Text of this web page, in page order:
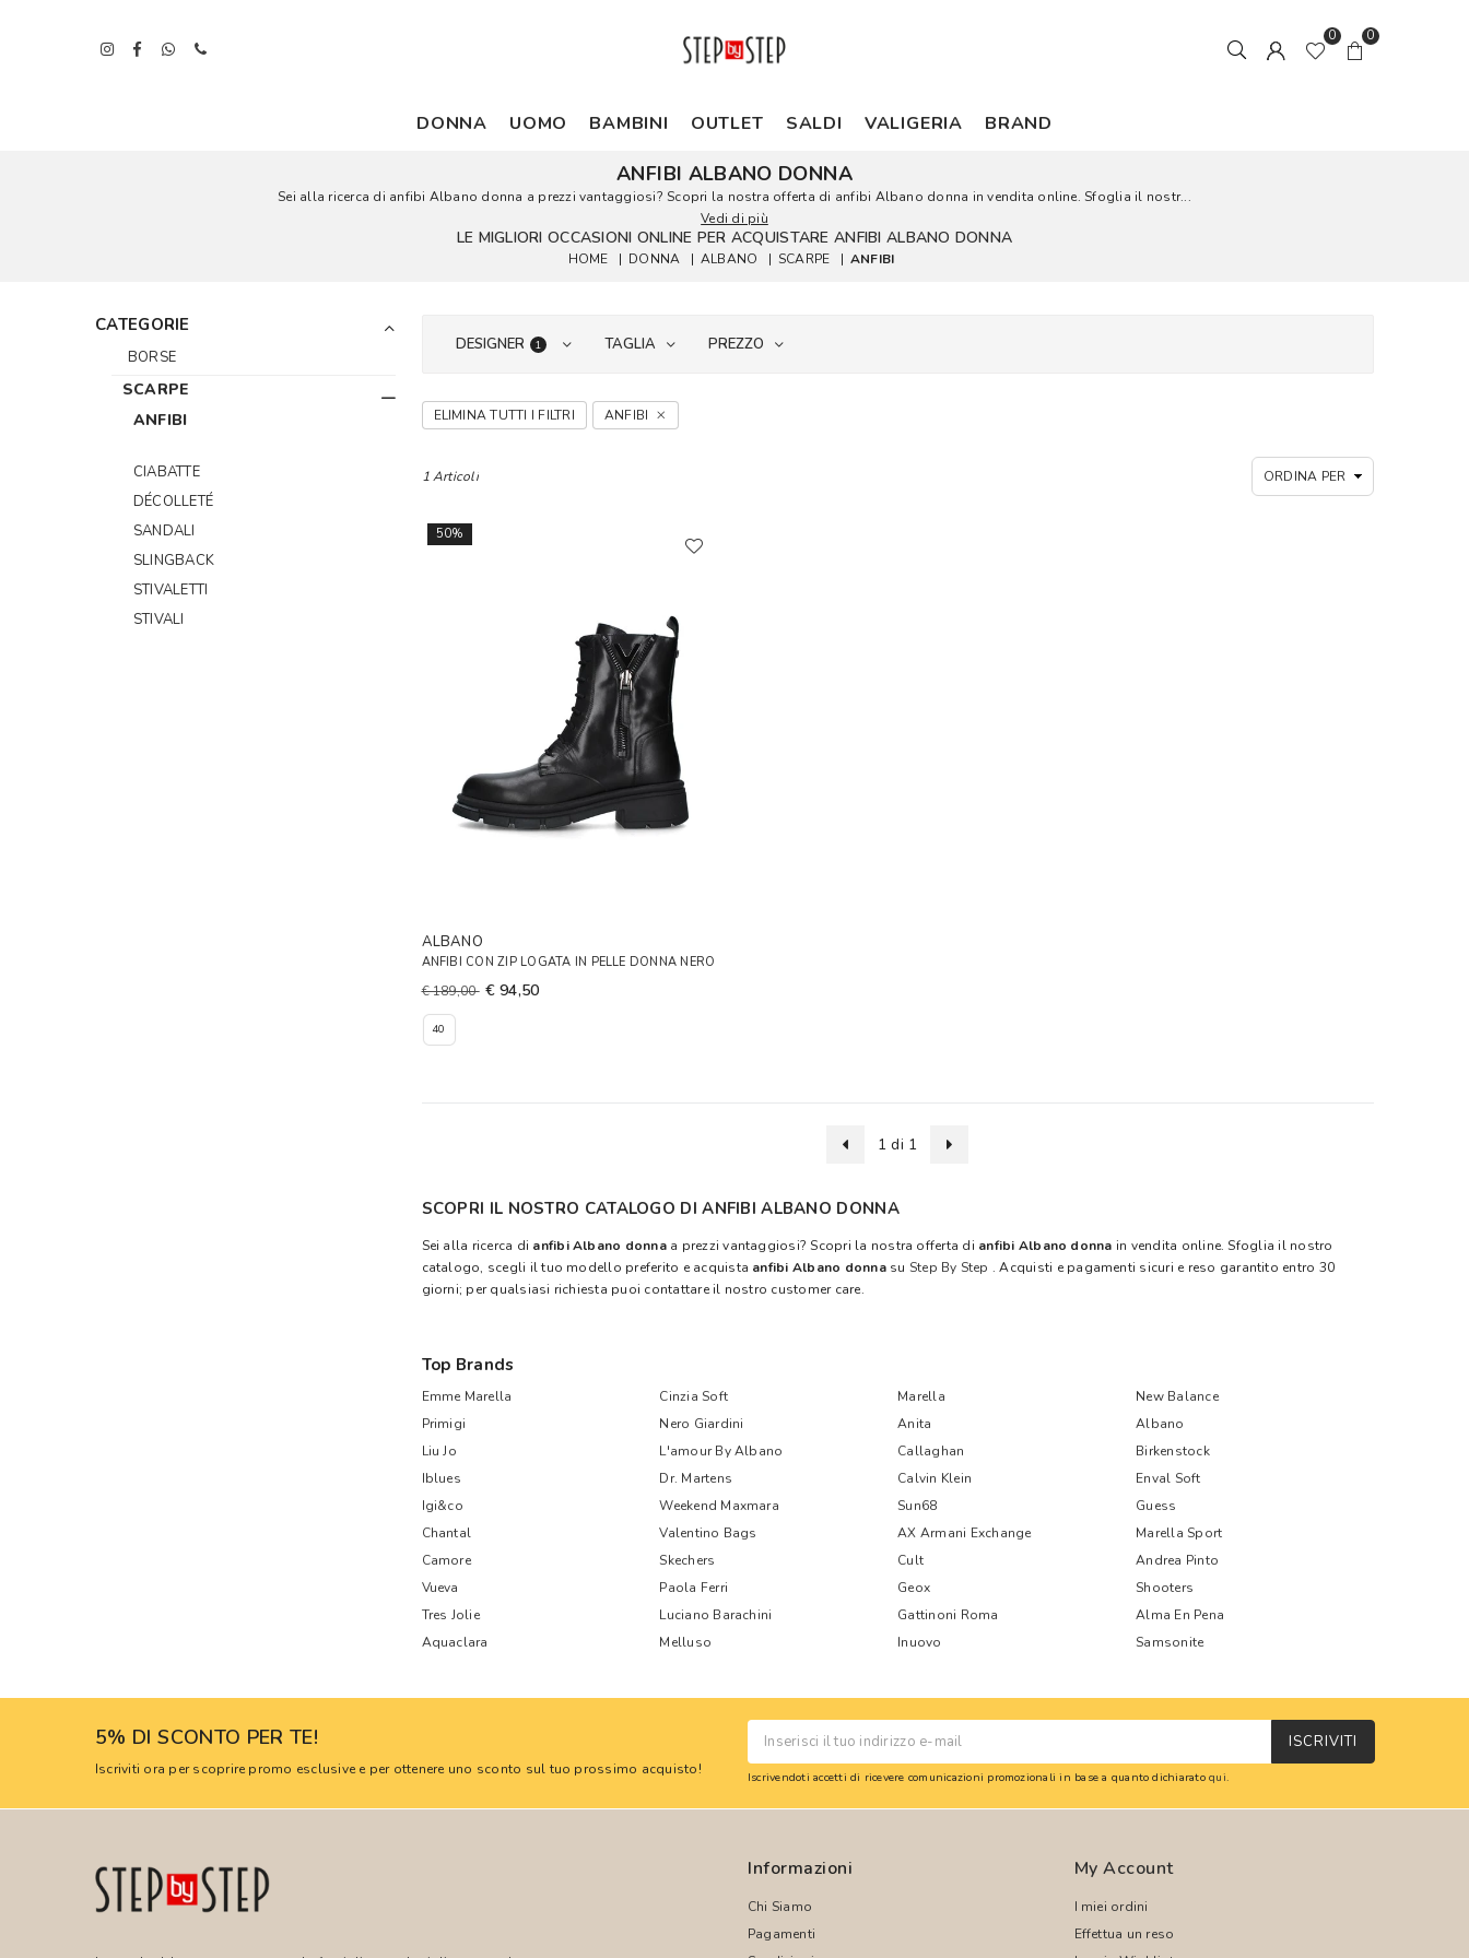
0 0
DONNA UOMO BAMBINI OUTLET SALDI VALIGERIA BRAND
ANFIBI ALBANO DONNA
Sei alla ricerca di anfibi Albano donna a prezzi vantaggiosi? Scopri la nostra offerta di anfibi Albano donna in vendita online. Sfoglia il nostr...
Vedi di più
LE MIGLIORI OCCASIONI ONLINE PER ACQUISTARE ANFIBI ALBANO DONNA
HOME | DONNA | ALBANO | SCARPE | ANFIBI
CATEGORIE
BORSE
SCARPE
ANFIBI
CIABATTE
DÉCOLLETÉ
SANDALI
SLINGBACK
STIVALETTI
STIVALI
DESIGNER 1 TAGLIA PREZZO
ELIMINA TUTTI I FILTRI ANFIBI
1 Articoli
50%
ALBANO
ANFIBI CON ZIP LOGATA IN PELLE DONNA NERO
€ 189,00 € 94,50
40
1 di 1
SCOPRI IL NOSTRO CATALOGO DI ANFIBI ALBANO DONNA
Sei alla ricerca di anfibi Albano donna a prezzi vantaggiosi? Scopri la nostra offerta di anfibi Albano donna in vendita online. Sfoglia il nostro
catalogo, scegli il tuo modello preferito e acquista anfibi Albano donna su Step By Step . Acquisti e pagamenti sicuri e reso garantito entro 30
giorni; per qualsiasi richiesta puoi contattare il nostro customer care.
Top Brands
Emme Marella Cinzia Soft Marella
New Balance
Primigi
Nero Giardini Anita
Albano
Liu Jo
L'amour By Albano Callaghan
Birkenstock
Iblues
Dr. Martens Calvin Klein
Enval Soft
Igi&co
Weekend Maxmara Sun68
Guess
Chantal
Valentino Bags AX Armani Exchange
Marella Sport
Camore
Skechers Cult
Andrea Pinto
Vueva
Paola Ferri Geox
Shooters
Tres Jolie
Luciano Barachini Gattinoni Roma
Alma En Pena
Aquaclara
Melluso Inuovo Samsonite
5% DI SCONTO PER TE!
Iscriviti ora per scoprire promo esclusive e per ottenere uno sconto sul tuo prossimo acquisto!
ISCRIVITI
Iscrivendoti accetti di ricevere comunicazioni promozionali in base a quanto dichiaratoqui.
Informazioni
Chi Siamo
Pagamenti
My Account
I miei ordini
Effettua un reso